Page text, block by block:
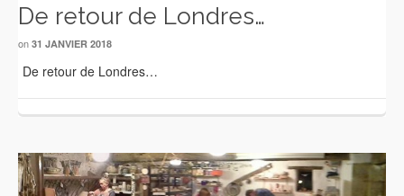
De retour de Londres…
on 31 JANVIER 2018
De retour de Londres…